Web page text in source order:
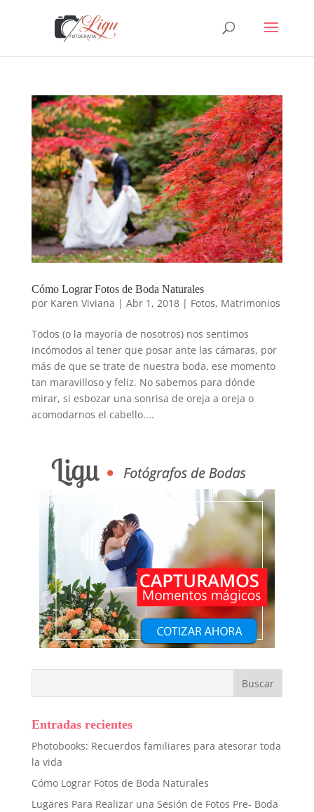
Cómo Lograr Fotos de Boda Naturales
por Karen Viviana | Abr 1, 2018| Fotos, Matrimonios
Todos (o la mayoría de nosotros) nos sentimos
incómodos al tener que posar ante las cámaras, por
más de que se trate de nuestra boda, ese momento
tan maravilloso y feliz. No sabemos para dónde
mirar, si esbozar una sonrisa de oreja a oreja o
acomodarnos el cabello....
Entradas recientes
Photobooks: Recuerdos familiares para atesorar toda
la vida
Cómo Lograr Fotos de Boda Naturales
Lugares Para Realizar una Sesión de Fotos Pre- Boda